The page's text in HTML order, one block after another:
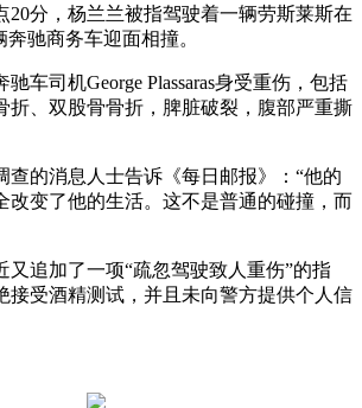
分，杨兰兰被指驾驶着一辆劳斯莱斯在
奔驰商务车迎面相撞。
司机George Plassaras身受重伤，包括
折、双股骨骨折，脾脏破裂，腹部严重撕
的消息人士告诉《每日邮报》：“他的
改变了他的生活。这不是普通的碰撞，而
追加了一项“疏忽驾驶致人重伤”的指
接受酒精测试，并且未向警方提供个人信